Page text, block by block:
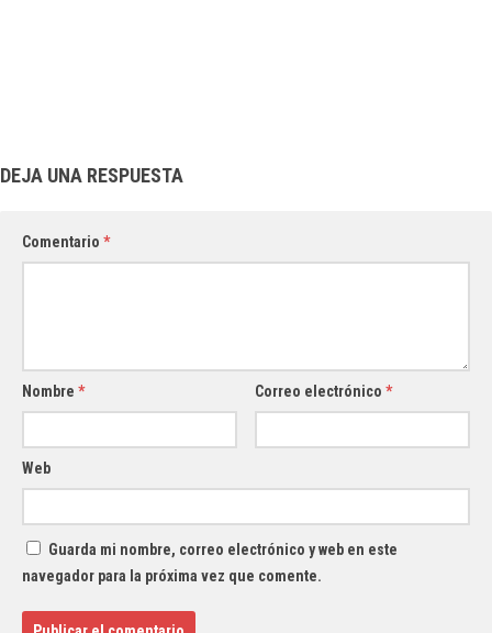
DEJA UNA RESPUESTA
Comentario *
Nombre * Correo electrónico*
Web
Guarda mi nombre, correo electrónico y web en este
navegador para la próxima vez que comente.